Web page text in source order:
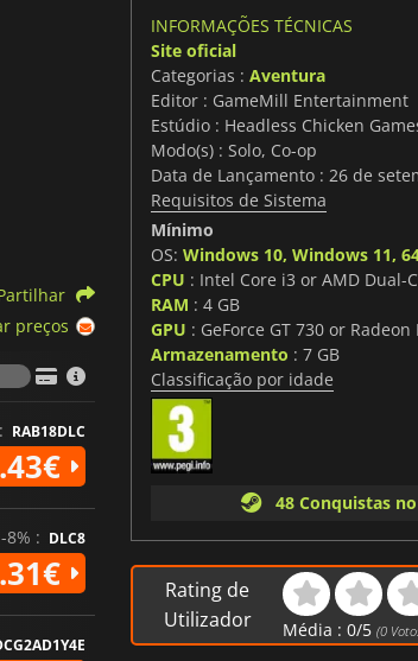
a única estrela do espetáculo. Os jogadores
favoritas como Clarice, Hermey the Elf e
as suas próprias habilidades que brilham em
entre personagens acrescenta variedade à
fresca para jogadores de todas as idades.
jogado a solo ou com um amigo em modo
o torna perfeito para reuniões familiares e
e familiar, oferece uma mistura de puzzles
cooperativo, tudo envolto em imagens
preços
Taxas
RAB18DLC
-8% : DLC8
INFORMAÇÕES TÉCNICAS
Site oficial
Categorias : Aventura
Editor : GameMill Entertainment
Estúdio : Headless Chicken
Modo(s) : Solo, Co-op
Data de Lançamento : 26 de
Requisitos de Sistema
Mínimo
OS: Windows 10, Windows 11,
CPU : Intel Core i3 or AMD Dual-
RAM : 4 GB
GPU : GeForce GT 730 or Radeon
Armazenamento : 7 GB
Classificação por idade
48 Conquistas
Rating de
Utilizador
Média :0/5 (0